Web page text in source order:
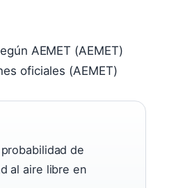
AEMET (AEMET)
oficiales (AEMET)
de
al aire libre en